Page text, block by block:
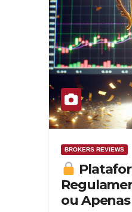
BROKERS REVIEWS
ou